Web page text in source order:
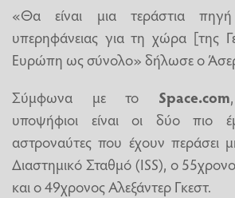
«Θα είναι μια τεράστια
υπερηφάνειας για τη χώρα [της
Ευρώπη ως σύνολο» δήλωσε ο
Σύμφωνα με το Space.com
υποψήφιοι είναι οι δύο πιο
αστροναύτες που έχουν περάσει
Διαστημικό Σταθμό (ISS), ο
και ο 49χρονος Αλεξάντερ Γκεστ.